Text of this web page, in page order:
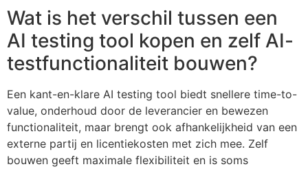
Wat is het verschil tussen een
AI testing tool kopen en zelf AI-
testfunctionaliteit bouwen?
Een kant-en-klare AI testing tool biedt snellere time-to-
value, onderhoud door de leverancier en bewezen
functionaliteit, maar brengt ook afhankelijkheid van een
externe partij en licentiekosten met zich mee. Zelf
bouwen geeft maximale flexibiliteit en is soms